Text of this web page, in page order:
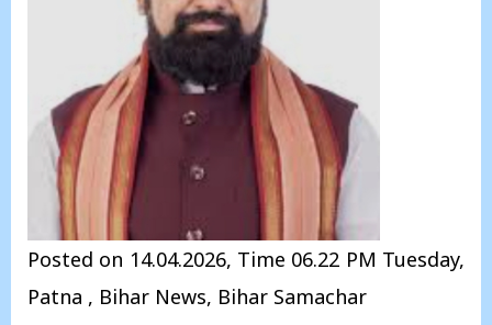
Posted on 14.04.2026, Time 06.22 PM Tuesday,
Patna , Bihar News, Bihar Samachar